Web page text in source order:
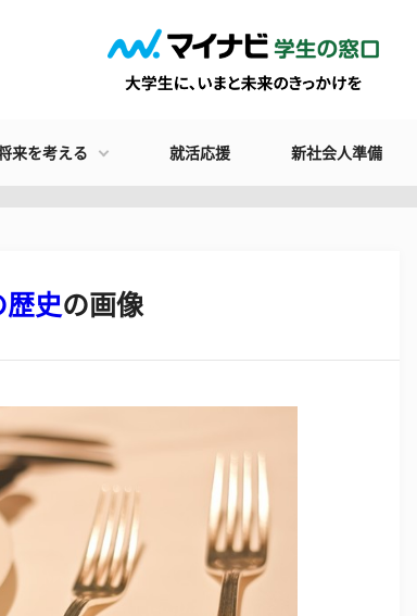
来を考える 就活応援 新社会人準備
歴史の画像